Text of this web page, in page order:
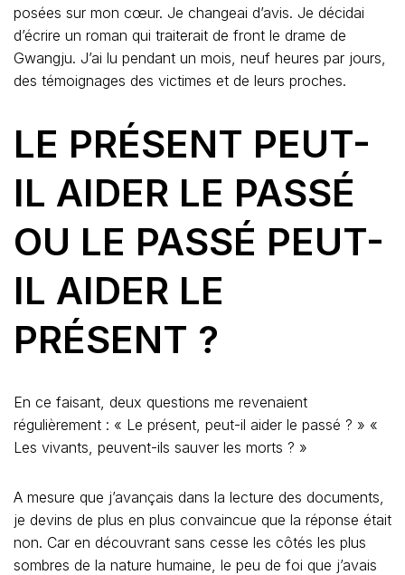
posées sur mon cœur. Je changeai d’avis. Je décidai
d’écrire un roman qui traiterait de front le drame de
Gwangju. J’ai lu pendant un mois, neuf heures par jours,
des témoignages des victimes et de leurs proches.
LE PRÉSENT PEUT-
IL AIDER LE PASSÉ
OU LE PASSÉ PEUT-
IL AIDER LE
PRÉSENT ?
En ce faisant, deux questions me revenaient
régulièrement : « Le présent, peut-il aider le passé ? » «
Les vivants, peuvent-ils sauver les morts ? »
A mesure que j’avançais dans la lecture des documents,
je devins de plus en plus convaincue que la réponse était
non. Car en découvrant sans cesse les côtés les plus
sombres de la nature humaine, le peu de foi que j’avais